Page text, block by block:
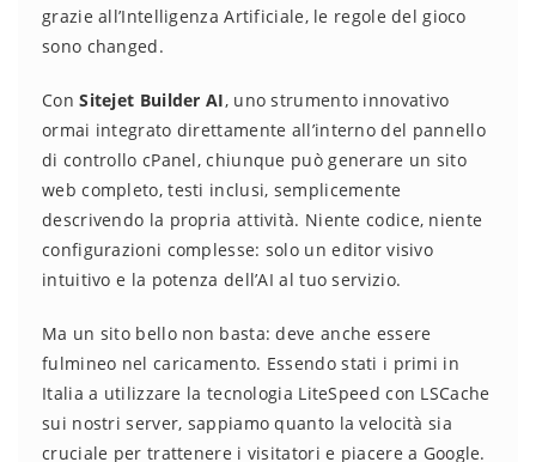
grazie all’Intelligenza Artificiale, le regole del gioco
sono changed.
ConSitejet Builder AI, uno strumento innovativo
ormai integrato direttamente all’interno del pannello
di controllo cPanel, chiunque può generare un sito
web completo, testi inclusi, semplicemente
descrivendo la propria attività. Niente codice, niente
configurazioni complesse: solo un editor visivo
intuitivo e la potenza dell’AI al tuo servizio.
Ma un sito bello non basta: deve anche essere
fulmineo nel caricamento. Essendo stati i primi in
Italia a utilizzare la tecnologia LiteSpeed con LSCache
sui nostri server, sappiamo quanto la velocità sia
cruciale per trattenere i visitatori e piacere a Google.